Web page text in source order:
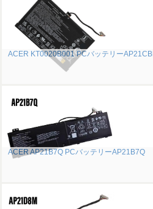
ACER KT0020B001 PCバッテリーAP21CBI
ACER AP21B7Q PCバッテリーAP21B7Q